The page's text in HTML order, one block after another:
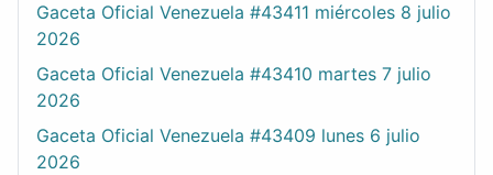
Gaceta Oficial Venezuela #43411 miércoles 8 julio
2026
Gaceta Oficial Venezuela #43410 martes 7 julio
2026
Gaceta Oficial Venezuela #43409 lunes 6 julio
2026